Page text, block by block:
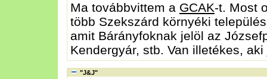
Ma továbbvittem a GCAK-t. Most
több Szekszárd környéki
amit Bárányfoknak jelöl az
Kendergyár, stb. Van illetékes,
"J&J"